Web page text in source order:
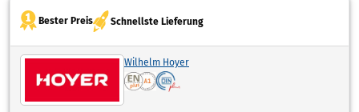
Bester Preis Schnellste Lieferung
Wilhelm Hoyer